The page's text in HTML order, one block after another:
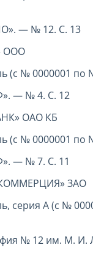
— № 12. С. 13
ООО
(с № 0000001
— № 4. С. 12
ОАО КБ
(с № 0000001
— № 7. С. 11
ЗАО
серия А (с №
№ 12 им. М. И.